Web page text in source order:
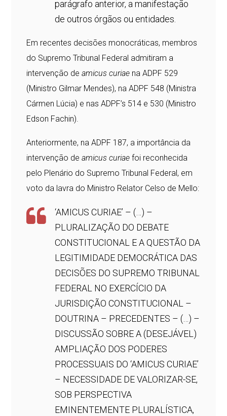
parágrafo anterior, a manifestação
de outros órgãos ou entidades.
Em recentes decisões monocráticas, membros
do Supremo Tribunal Federal admitiram a
intervenção deamicus curiae na ADPF 529
(Ministro Gilmar Mendes), na ADPF 548 (Ministra
Cármen Lúcia) e nas ADPF’s 514 e 530 (Ministro
Edson Fachin).
Anteriormente, na ADPF 187, a importância da
intervenção deamicus curiae foi reconhecida
pelo Plenário do Supremo Tribunal Federal, em
voto da lavra do Ministro Relator Celso de Mello:
‘AMICUS CURIAE’ – (…) –
PLURALIZAÇÃO DO DEBATE
CONSTITUCIONAL E A QUESTÃO DA
LEGITIMIDADE DEMOCRÁTICA DAS
DECISÕES DO SUPREMO TRIBUNAL
FEDERAL NO EXERCÍCIO DA
JURISDIÇÃO CONSTITUCIONAL –
DOUTRINA – PRECEDENTES – (…) –
DISCUSSÃO SOBRE A (DESEJÁVEL)
AMPLIAÇÃO DOS PODERES
PROCESSUAIS DO ‘AMICUS CURIAE’
– NECESSIDADE DE VALORIZAR-SE,
SOB PERSPECTIVA
EMINENTEMENTE PLURALÍSTICA,